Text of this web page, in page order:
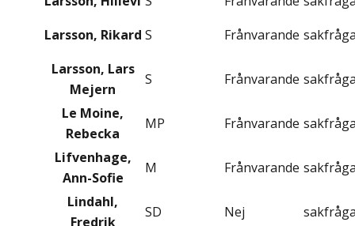
Larsson, Rikard S Frånvarande
Larsson, Lars
Mejern
S Frånvarande
Le Moine,
Rebecka
MP Frånvarande
Lifvenhage,
Ann-Sofie
M Frånvarande
Lindahl,
Fredrik
SD Nej